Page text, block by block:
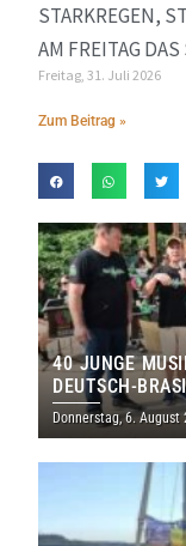
STARKREGEN,
AM FREITAG
Freitag, 31. Juli 2026
Zum Beitrag »
40 JUNGE
DEUTSCH-
THOLEY
Donnerstag, 6. August